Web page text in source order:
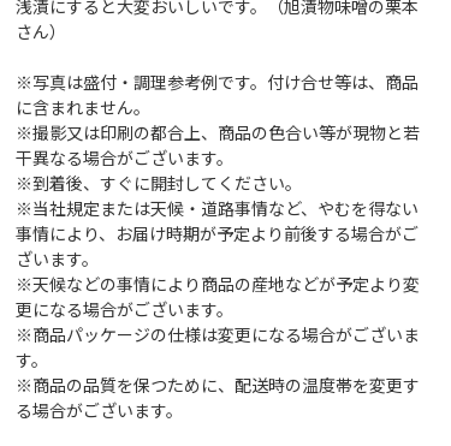
浅漬にすると大変おいしいです。（旭漬物味噌の栗本
さん）
※写真は盛付・調理参考例です。付け合せ等は、商品
に含まれません。
※撮影又は印刷の都合上、商品の色合い等が現物と若
干異なる場合がございます。
※到着後、すぐに開封してください。
※当社規定または天候・道路事情など、やむを得ない
事情により、お届け時期が予定より前後する場合がご
ざいます。
※天候などの事情により商品の産地などが予定より変
更になる場合がございます。
※商品パッケージの仕様は変更になる場合がございま
す。
※商品の品質を保つために、配送時の温度帯を変更す
る場合がございます。